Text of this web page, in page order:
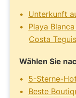
Unterkunft
Playa
Costa
Wählen Sie
5-Sterne-
Beste